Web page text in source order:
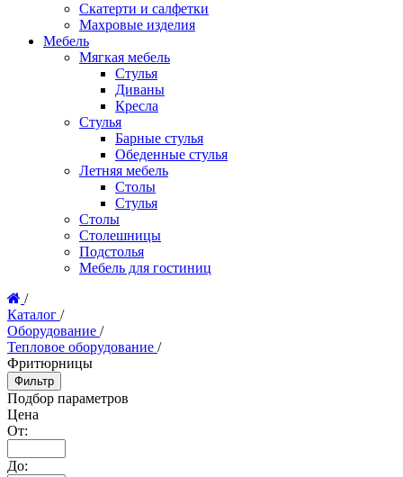
Скатерти и салфетки
Махровые изделия
Мебель
Мягкая мебель
Стулья
Диваны
Кресла
Стулья
Барные стулья
Обеденные стулья
Летняя мебель
Столы
Стулья
Столы
Столешницы
Подстолья
Мебель для гостиниц
/
Каталог /
Оборудование /
Тепловое оборудование /
Фритюрницы
Фильтр
Подбор параметров
Цена
От:
До: